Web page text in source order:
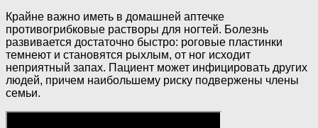
Крайне важно иметь в домашней аптечке
противогрибковые растворы для ногтей. Болезнь
развивается достаточно быстро: роговые пластинки
темнеют и становятся рыхлым, от ног исходит
неприятный запах. Пациент может инфицировать других
людей, причем наибольшему риску подвержены члены
семьи.